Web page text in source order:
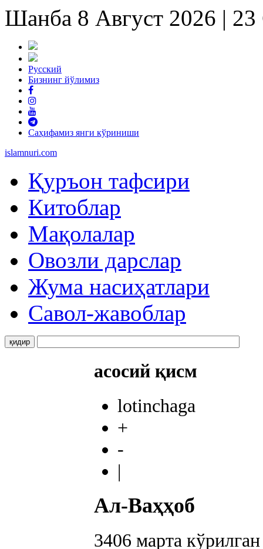
Шанба 8 Август 2026 |
Русский
Бизнинг йўлимиз
Саҳифамиз янги кўриниши
islamnuri.com
Қуръон тафсири
Китоблар
Мақолалар
Овозли дарслар
Жума насиҳатлари
Савол-жавоблар
асосий қисм
lotinchaga
+
-
|
Ал-Ваҳҳоб
3406 марта кўрилган